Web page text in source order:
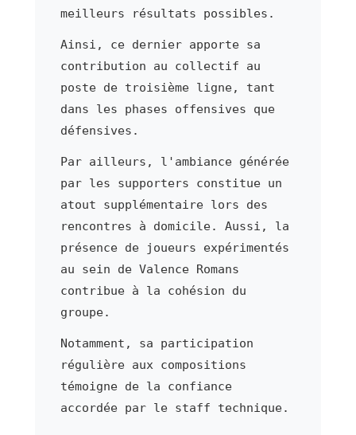
meilleurs résultats possibles.
Ainsi, ce dernier apporte sa
contribution au collectif au
poste de troisième ligne, tant
dans les phases offensives que
défensives.
Par ailleurs, l'ambiance générée
par les supporters constitue un
atout supplémentaire lors des
rencontres à domicile. Aussi, la
présence de joueurs expérimentés
au sein de Valence Romans
contribue à la cohésion du
groupe.
Notamment, sa participation
régulière aux compositions
témoigne de la confiance
accordée par le staff technique.